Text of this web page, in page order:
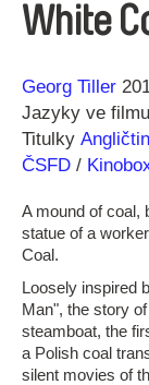
White
Režie
Georg Tiller
Rok
Jazyky ve filmu
Titulky
ČSFD /
A mound of coal,
statue of a
Coal.
Loosely inspired
Man", the story
steamboat, the
a Polish coal
silent movies of